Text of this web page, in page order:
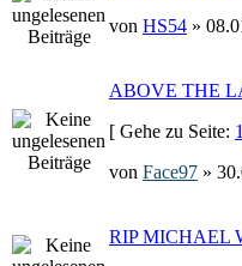
von HS54 »
ABOVE THE
[ Gehe zu Seite: 1
von Face97 »
RIP MICHAEL